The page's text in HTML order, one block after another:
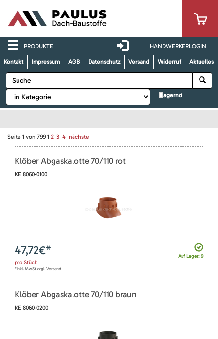
PRODUKTE HANDWERKERLOGIN
Kontakt Impressum AGB Datenschutz Versand Widerruf Aktuelles
lagernd
Seite 1 von 799 1 2 3 4 nächste
Klöber Abgaskalotte 70/110 rot
KE 8060-0100
Auf Lager: 9
47,72€*
pro Stück
*inkl. MwSt zzgl. Versand
Klöber Abgaskalotte 70/110 braun
KE 8060-0200